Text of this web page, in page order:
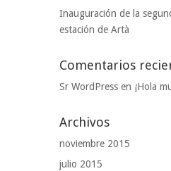
Inauguración de la
estación de Artà
Comentarios
Sr WordPress en ¡Hola
Archivos
noviembre 2015
julio 2015